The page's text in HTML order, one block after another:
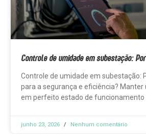
Controle de umidade em subestação:
Controle de umidade em subestação:
para a segurança e eficiência?
em perfeito estado de funcionamento
junho 23, 2026 Nenhum comentário